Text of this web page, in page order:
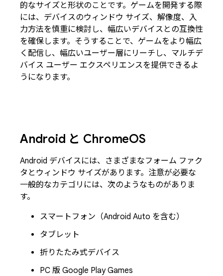
的なサイズと形状のことです。ゲームを開発する際
には、デバイスのウィンドウ サイズ、解像度、入
力方法を慎重に検討し、幅広いデバイスとの互換性
を確保します。そうすることで、ゲームをより幅広
く配信し、幅広いユーザー層にリーチし、マルチデ
バイス ユーザー エクスペリエンスを提供できるよ
うになります。
Android と ChromeOS
Android デバイスには、さまざまなフォーム ファク
タとウィンドウ サイズがあります。注意が必要な
一般的なカテゴリには、次のようなものがありま
す。
スマートフォン（Android Auto を含む）
タブレット
折りたたみ式デバイス
PC 版 Google Play Games